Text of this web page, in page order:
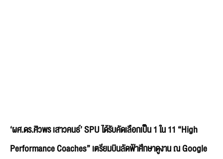
‘ผศ.ดร.ศิวพร เสาวคนธ์’ SPU ได้รับคัดเลือกเป็น 1 ใน 11 “High
Performance Coaches” เตรียมบินลัดฟ้าศึกษาดูงาน ณ Google